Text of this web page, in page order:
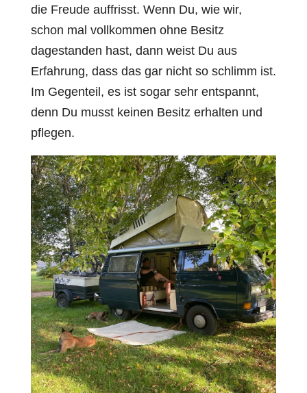
die Freude auffrisst. Wenn Du, wie wir,
schon mal vollkommen ohne Besitz
dagestanden hast, dann weist Du aus
Erfahrung, dass das gar nicht so schlimm ist.
Im Gegenteil, es ist sogar sehr entspannt,
denn Du musst keinen Besitz erhalten und
pflegen.